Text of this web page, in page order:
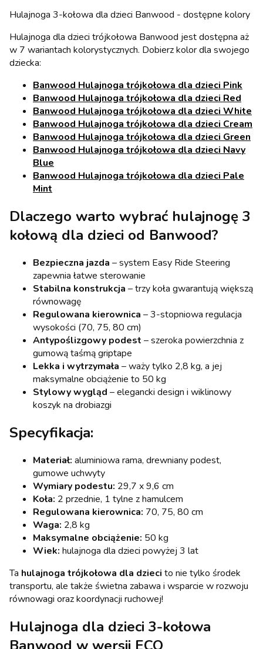
Hulajnoga 3-kołowa dla dzieci Banwood - dostępne kolory
Hulajnoga dla dzieci trójkołowa Banwood jest dostępna aż
w 7 wariantach kolorystycznych. Dobierz kolor dla swojego
dziecka:
Banwood Hulajnoga trójkołowa dla dzieci Pink
Banwood Hulajnoga trójkołowa dla dzieci Red
Banwood Hulajnoga trójkołowa dla dzieci White
Banwood Hulajnoga trójkołowa dla dzieci Cream
Banwood Hulajnoga trójkołowa dla dzieci Green
Banwood Hulajnoga trójkołowa dla dzieci Navy
Blue
Banwood Hulajnoga trójkołowa dla dzieci Pale
Mint
Dlaczego warto wybrać hulajnogę 3
kołową dla dzieci od Banwood?
Bezpieczna jazda – system Easy Ride Steering
zapewnia łatwe sterowanie
Stabilna konstrukcja – trzy koła gwarantują większą
równowagę
Regulowana kierownica – 3-stopniowa regulacja
wysokości (70, 75, 80 cm)
Antypoślizgowy podest – szeroka powierzchnia z
gumową taśmą griptape
Lekka i wytrzymała – waży tylko 2,8 kg, a jej
maksymalne obciążenie to 50 kg
Stylowy wygląd – elegancki design i wiklinowy
koszyk na drobiazgi
Specyfikacja:
Materiał: aluminiowa rama, drewniany podest,
gumowe uchwyty
Wymiary podestu: 29,7 x 9,6 cm
Koła: 2 przednie, 1 tylne z hamulcem
Regulowana kierownica: 70, 75, 80 cm
Waga: 2,8 kg
Maksymalne obciążenie: 50 kg
Wiek: hulajnoga dla dzieci powyżej 3 lat
Ta hulajnoga trójkołowa dla dzieci to nie tylko środek
transportu, ale także świetna zabawa i wsparcie w rozwoju
równowagi oraz koordynacji ruchowej!
Hulajnoga dla dzieci 3-kołowa